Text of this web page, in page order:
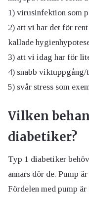
1) virusinfektion som
2) att vi har det för
kallade
3) att vi idag har för
4) snabb
5) svår stress som
Vilken
diabetiker?
Typ 1 diabetiker
annars dör de. Pump
Fördelen med pump